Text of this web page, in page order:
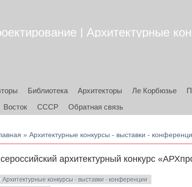
| Архитектурные
Библиотека Архитекторы Ле Корбюзье
Восток СССР Обратная связь
здесь
»Архитектурные конкурсы - выставки -
архитектурный конкурс
Архитектурные конкурсы - выставки - конференции